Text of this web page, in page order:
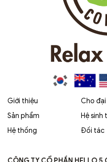
Giới thiệu
Sản phẩm
Hệ thống
Cho đại
Hệ sinh
Đối tác